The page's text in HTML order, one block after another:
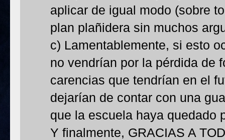
aplicar de igual modo (sobre
plan plañidera sin muchos
c) Lamentablemente, si esto
no vendrían por la pérdida de
carencias que tendrían en el
dejarían de contar con una
que la escuela haya quedado
Y finalmente, GRACIAS A